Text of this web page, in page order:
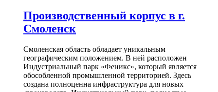
Производственный корпус в г.
Смоленск
Смоленская область обладает уникальным
географическим положением. В ней расположен
Индустриальный парк «Феникс», который является
обособленной промышленной территорией. Здесь
создана полноценна инфраструктура для новых